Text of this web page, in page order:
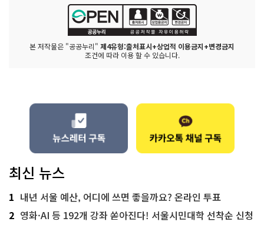
본 저작물은 "공공누리" 제4유형:출처표시+상업적 이용금지+변경금지
조건에 따라 이용 할 수 있습니다.
최신 뉴스
1 내년 서울 예산, 어디에 쓰면 좋을까요? 온라인 투표
2 영화·AI 등 192개 강좌 쏟아진다! 서울시민대학 선착순 신청